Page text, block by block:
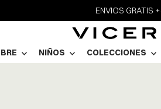
ENVIOS GRATIS
NIÑOS COLECCIONES